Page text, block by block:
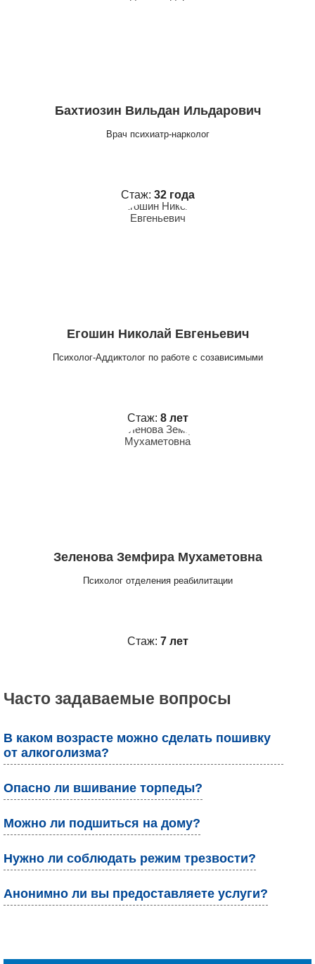
Бахтиозин Вильдан Ильдарович
Врач психиатр-нарколог
Стаж: 32 года
Егошин Николай Евгеньевич
Психолог-Аддиктолог по работе с созависимыми
Стаж: 8 лет
Зеленова Земфира Мухаметовна
Психолог отделения реабилитации
Стаж: 7 лет
Часто задаваемые вопросы
В каком возрасте можно сделать пошивку
от алкоголизма?
Опасно ли вшивание торпеды?
Можно ли подшиться на дому?
Нужно ли соблюдать режим трезвости?
Анонимно ли вы предоставляете услуги?